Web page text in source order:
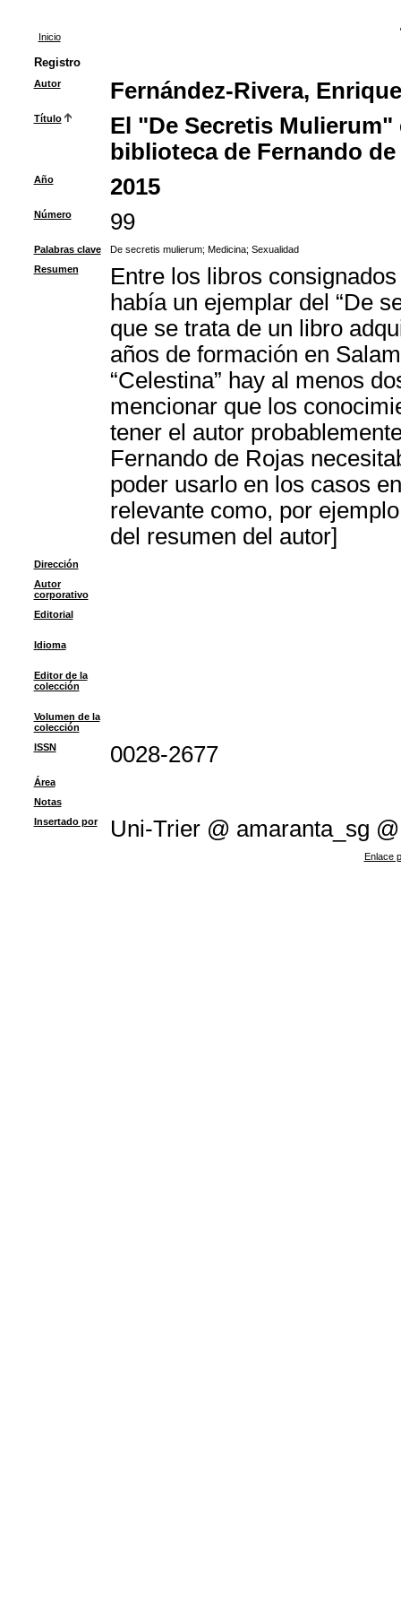
Inicio
Registro
Autor Fernández-Rivera, Enrique
Título
El "De Secretis
biblioteca de Fernando
Año 2015
Número 99
Palabras clave De secretis mulierum; Medicina; Sexualidad
Resumen
Entre los libros
había un ejemplar del “De
que se trata de un libro
años de formación en
“Celestina” hay al menos
mencionar que los
tener el autor
Fernando de Rojas
poder usarlo en los casos
relevante como, por
del resumen del autor]
Dirección
Autor
corporativo
Editorial
Idioma
Editor de la
colección
Volumen de la
colección
ISSN
0028-2677
Área
Notas
Insertado por
Uni-Trier @ amaranta_sg @
Enlace